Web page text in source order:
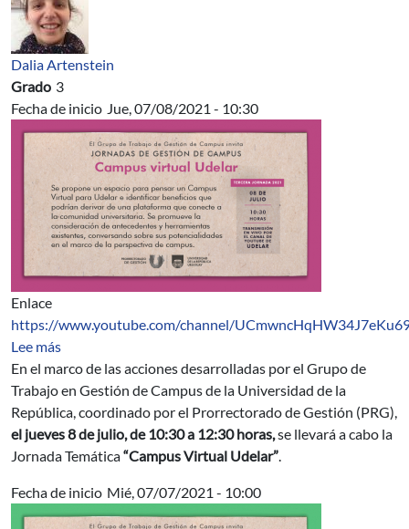
Dalia Artenstein
Grado 3
Fecha de inicio Jue, 07/08/2021 - 10:30
Enlace
https://www.youtube.com/channel/
Lee mássobre Tercer encuentro de las Jornadas de Gestión de
En el marco de las acciones desarrolladas por el Grupo de
Trabajo en Gestión de Campus de la Universidad de la
República, coordinado por el Prorrectorado de Gestión (PRG),
el jueves 8 de julio, de 10:30 a 12:30 horas,se llevará a cabo la
Jornada Temática“Campus Virtual Udelar”.
Fecha de inicio Mié, 07/07/2021 - 10:00